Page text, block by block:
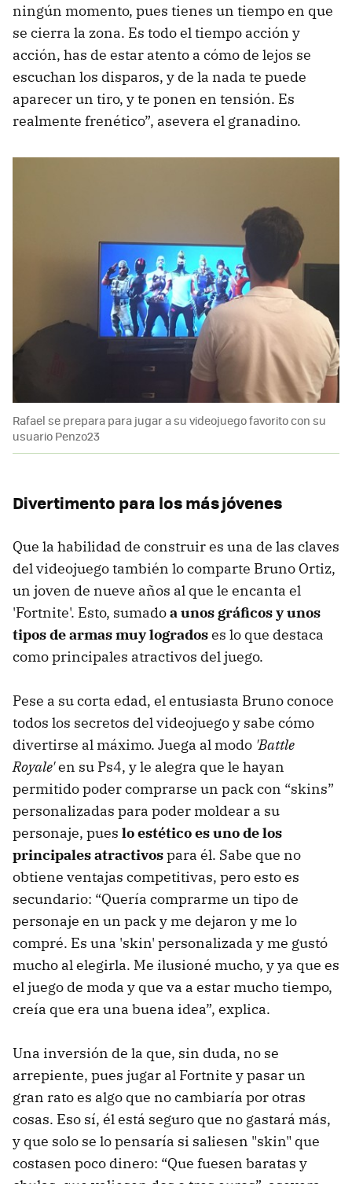
ningún momento, pues tienes un tiempo en que
se cierra la zona. Es todo el tiempo acción y
acción, has de estar atento a cómo de lejos se
escuchan los disparos, y de la nada te puede
aparecer un tiro, y te ponen en tensión. Es
realmente frenético”, asevera el granadino.
Rafael se prepara para jugar a su videojuego favorito con su
usuario Penzo23
Divertimento para los más jóvenes
Que la habilidad de construir es una de las claves
del videojuego también lo comparte Bruno Ortiz,
un joven de nueve años al que le encanta el
'Fortnite'. Esto, sumadoa unos gráficos y unos
tipos de armas muy logradoses lo que destaca
como principales atractivos del juego.
Pese a su corta edad, el entusiasta Bruno conoce
todos los secretos del videojuego y sabe cómo
divertirse al máximo. Juega al modo 'Battle
Royale'en su Ps4, y le alegra que le hayan
permitido poder comprarse un pack con “skins”
personalizadas para poder moldear a su
personaje, pues lo estético es uno de los
principales atractivospara él. Sabe que no
obtiene ventajas competitivas, pero esto es
secundario: “Quería comprarme un tipo de
personaje en un pack y me dejaron y me lo
compré. Es una 'skin' personalizada y me gustó
mucho al elegirla. Me ilusioné mucho, y ya que es
el juego de moda y que va a estar mucho tiempo,
creía que era una buena idea”, explica.
Una inversión de la que, sin duda, no se
arrepiente, pues jugar al Fortnite y pasar un
gran rato es algo que no cambiaría por otras
cosas. Eso sí, él está seguro que no gastará más,
y que solo se lo pensaría si saliesen "skin" que
costasen poco dinero: “Que fuesen baratas y